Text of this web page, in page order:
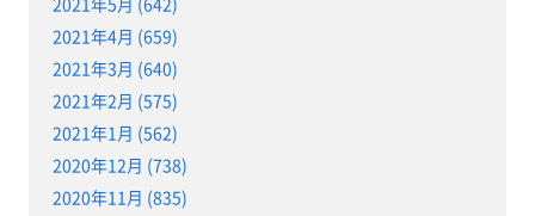
2021年4月 (659)
2021年3月 (640)
2021年2月 (575)
2021年1月 (562)
2020年12月 (738)
2020年11月 (835)